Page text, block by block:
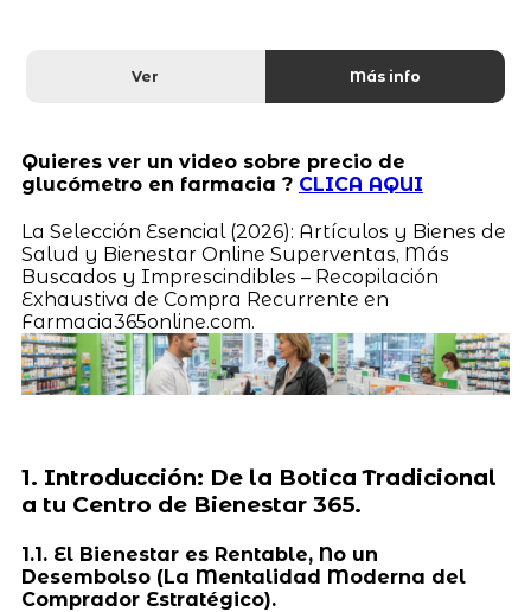
Ver Más info
Quieres ver un video sobre precio de
glucómetro en farmacia ? CLICA AQUI
La Selección Esencial (2026): Artículos y Bienes de
Salud y Bienestar Online Superventas, Más
Buscados y Imprescindibles – Recopilación
Exhaustiva de Compra Recurrente en
Farmacia365online.com.
1. Introducción: De la Botica Tradicional
a tu Centro de Bienestar 365.
1.1. El Bienestar es Rentable, No un
Desembolso (La Mentalidad Moderna del
Comprador Estratégico).